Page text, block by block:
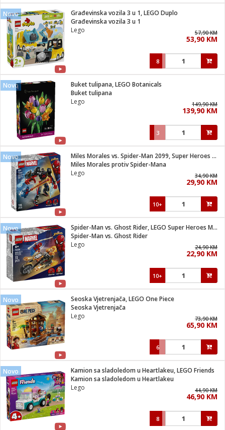
metar
aparati
mesa
kafu
ostalo
pribor
pribor
program
pribor
materijal
i kutije
i oprema
zraka
gorivo
100
brave
Novo
Građevinska vozila 3 u 1, LEGO Duplo
Građevinska vozila 3 u 1
Lego
57,90 KM
53,90 KM
8
Novo
Buket tulipana, LEGO Botanicals
Buket tulipana
Lego
149,90 KM
139,90 KM
3
Novo
Miles Morales vs. Spider-Man 2099, Super Heroes Marvel
Miles Morales protiv Spider-Mana
Lego
34,90 KM
29,90 KM
10+
Novo
Spider-Man vs. Ghost Rider, LEGO Super Heroes Marvel
Spider-Man vs. Ghost Rider
Lego
24,90 KM
22,90 KM
10+
Novo
Seoska Vjetrenjača, LEGO One Piece
Seoska Vjetrenjača
Lego
73,90 KM
65,90 KM
6
Novo
Kamion sa sladoledom u Heartlakeu, LEGO Friends
Kamion sa sladoledom u Heartlakeu
Lego
44,90 KM
46,90 KM
8